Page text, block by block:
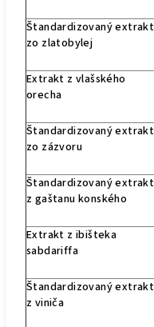
Štandardizovaný extrakt
zo zlatobylej
Extrakt z vlašského
orecha
Štandardizovaný extrakt
zo zázvoru
Štandardizovaný extrakt
z gaštanu konského
Extrakt z ibišteka
sabdariffa
Štandardizovaný extrakt
z viniča